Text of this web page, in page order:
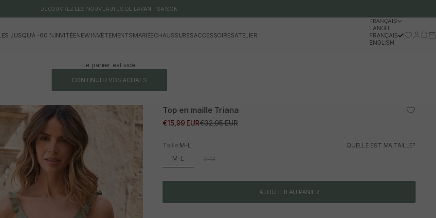
DÉCOUVREZ LES NOUVEAUTÉS DE L'AVANT-SAISON
JUSQU'À -60 %INVITÉENEW INVÊTEMENTSMARIÉECHAUSSURESACCESSOIRESATELIER
FRANÇAIS
LANGUE
FRANÇAIS
ENGLISH
Se
Le panier est vide
CONTINUER VOS ACHATS
Top en maille Triana
Prix promotionnel
€15,99 EURPrix normal
€32,95 EUR
Taille:M-L QUELLE EST MA TAILLE?
M-L S-M
AJOUTER AU PANIER